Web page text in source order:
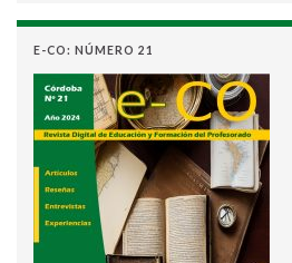
E-CO: NÚMERO 21